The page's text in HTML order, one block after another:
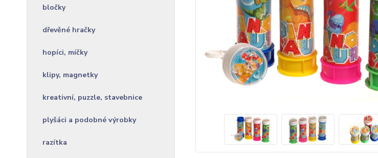
bločky
dřevěné hračky
hopíci, míčky
klipy, magnetky
kreativní, puzzle, stavebnice
plyšáci a podobné výrobky
razítka